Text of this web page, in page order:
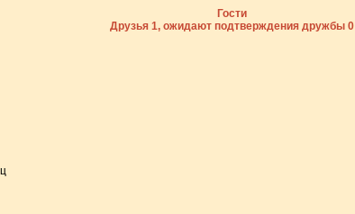
Гости
Друзья 1, ожидают подтверждения дружбы 0